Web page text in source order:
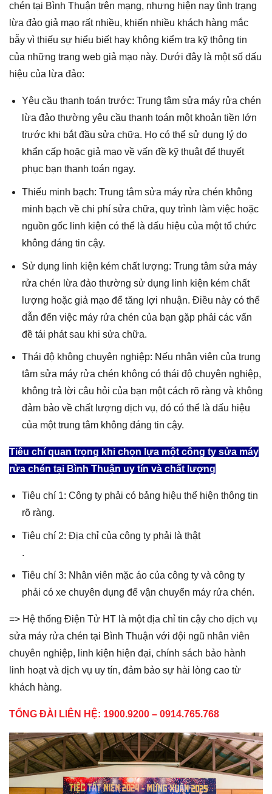
chén tại Bình Thuận trên mạng, nhưng hiện nay tình trạng
lừa đảo giả mạo rất nhiều, khiến nhiều khách hàng mắc
bẫy vì thiếu sự hiểu biết hay không kiểm tra kỹ thông tin
của những trang web giả mạo này. Dưới đây là một số dấu
hiệu của lừa đảo:
Yêu cầu thanh toán trước: Trung tâm sửa máy rửa chén
lừa đảo thường yêu cầu thanh toán một khoản tiền lớn
trước khi bắt đầu sửa chữa. Họ có thể sử dụng lý do
khẩn cấp hoặc giả mạo về vấn đề kỹ thuật để thuyết
phục bạn thanh toán ngay.
Thiếu minh bạch: Trung tâm sửa máy rửa chén không
minh bạch về chi phí sửa chữa, quy trình làm việc hoặc
nguồn gốc linh kiện có thể là dấu hiệu của một tổ chức
không đáng tin cậy.
Sử dụng linh kiện kém chất lượng: Trung tâm sửa máy
rửa chén lừa đảo thường sử dụng linh kiện kém chất
lượng hoặc giả mạo để tăng lợi nhuận. Điều này có thể
dẫn đến việc máy rửa chén của bạn gặp phải các vấn
đề tái phát sau khi sửa chữa.
Thái độ không chuyên nghiệp: Nếu nhân viên của trung
tâm sửa máy rửa chén không có thái độ chuyên nghiệp,
không trả lời câu hỏi của bạn một cách rõ ràng và không
đảm bảo về chất lượng dịch vụ, đó có thể là dấu hiệu
của một trung tâm không đáng tin cậy.
Tiêu chí quan trọng khi chọn lựa một công ty sửa máy
rửa chén tại Bình Thuận uy tín và chất lượng
Tiêu chí 1: Công ty phải có bảng hiệu thể hiện thông tin
rõ ràng.
Tiêu chí 2: Địa chỉ của công ty phải là thật
.
Tiêu chí 3: Nhân viên mặc áo của công ty và công ty
phải có xe chuyên dụng để vận chuyển máy rửa chén.
=> Hệ thống Điện Tử HT là một địa chỉ tin cậy cho dịch vụ
sửa máy rửa chén tại Bình Thuận với đội ngũ nhân viên
chuyên nghiệp, linh kiện hiện đại, chính sách bảo hành
linh hoạt và dịch vụ uy tín, đảm bảo sự hài lòng cao từ
khách hàng.
TỔNG ĐÀI LIÊN HỆ: 1900.9200 – 0914.765.768